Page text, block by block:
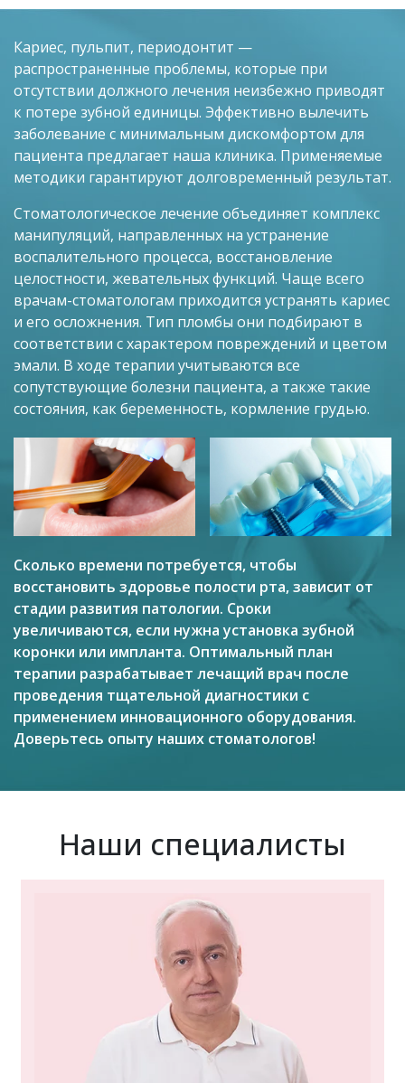
Кариес, пульпит, периодонтит —
распространенные проблемы, которые при
отсутствии должного лечения неизбежно приводят
к потере зубной единицы. Эффективно вылечить
заболевание с минимальным дискомфортом для
пациента предлагает наша клиника. Применяемые
методики гарантируют долговременный результат.
Стоматологическое лечение объединяет комплекс
манипуляций, направленных на устранение
воспалительного процесса, восстановление
целостности, жевательных функций. Чаще всего
врачам-стоматологам приходится устранять кариес
и его осложнения. Тип пломбы они подбирают в
соответствии с характером повреждений и цветом
эмали. В ходе терапии учитываются все
сопутствующие болезни пациента, а также такие
состояния, как беременность, кормление грудью.
Сколько времени потребуется, чтобы
восстановить здоровье полости рта, зависит от
стадии развития патологии. Сроки
увеличиваются, если нужна установка зубной
коронки или импланта. Оптимальный план
терапии разрабатывает лечащий врач после
проведения тщательной диагностики с
применением инновационного оборудования.
Доверьтесь опыту наших стоматологов!
Наши специалисты